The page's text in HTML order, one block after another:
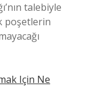
talebiyle
poşetlerin
Için Ne